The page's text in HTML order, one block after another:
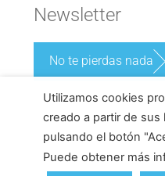
Newsletter
No te pierdas nada
Utilizamos cookies
creado a partir de
pulsando el botón
Puede obtener más